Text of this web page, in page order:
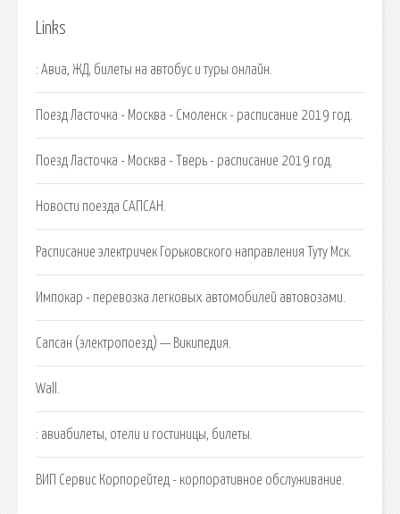
Links
: Авиа, ЖД, билеты на автобус и туры онлайн.
Поезд Ласточка - Москва - Смоленск - расписание 2019 год.
Поезд Ласточка - Москва - Тверь - расписание 2019 год.
Новости поезда САПСАН.
Расписание электричек Горьковского направления Туту Мск.
Импокар - перевозка легковых автомобилей автовозами.
Сапсан (электропоезд) — Википедия.
Wall.
: авиабилеты, отели и гостиницы, билеты.
ВИП Сервис Корпорейтед - корпоративное обслуживание.